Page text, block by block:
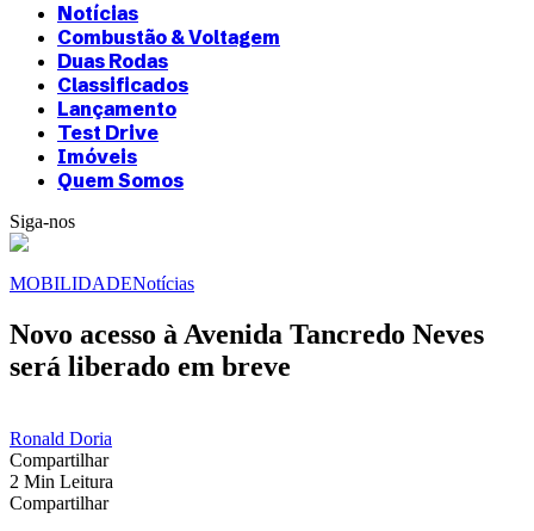
Notícias
Combustão & Voltagem
Duas Rodas
Classificados
Lançamento
Test Drive
Imóveis
Quem Somos
Siga-nos
MOBILIDADENotícias
Novo acesso à Avenida Tancredo Neves
será liberado em breve
Ronald Doria
Compartilhar
2 Min Leitura
Compartilhar